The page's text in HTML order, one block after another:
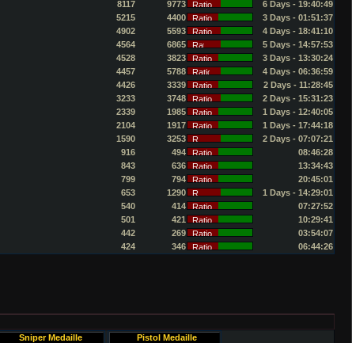
8117 9773
6 Days - 19:40:49
5215 4400
3 Days - 01:51:37
4902 5593
4 Days - 18:41:10
4564 6865
5 Days - 14:57:53
4528 3823
3 Days - 13:30:24
4457 5788
4 Days - 06:36:59
4426 3339
2 Days - 11:28:45
3233 3748
2 Days - 15:31:23
2339 1985
1 Days - 12:40:05
2104 1917
1 Days - 17:44:18
1590 3253
2 Days - 07:07:21
916 494
08:46:28
843 636
13:34:43
799 794
20:45:01
653 1290
1 Days - 14:29:01
540 414
07:27:52
501 421
10:29:41
442 269
03:54:07
424 346 06:44:26
Sniper Medaille
Pistol Medaille